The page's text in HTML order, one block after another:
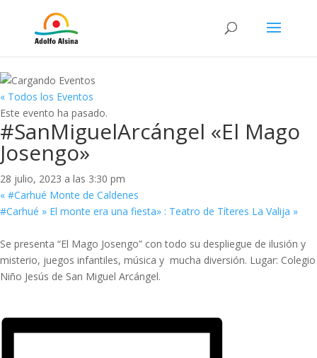
« Todos los Eventos
Este evento ha pasado.
#SanMiguelArcángel «El Mago
Josengo»
28 julio, 2023 a las 3:30 pm
« #Carhué Monte de Caldenes
#Carhué » El monte era una fiesta» : Teatro de Títeres La Valija »
Se presenta “El Mago Josengo” con todo su despliegue de ilusión y
misterio, juegos infantiles, música y mucha diversión. Lugar: Colegio
Niño Jesús de San Miguel Arcángel.